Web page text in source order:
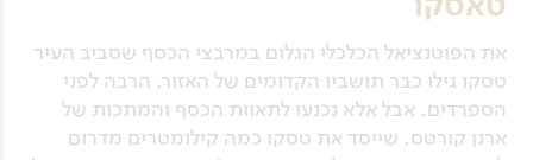
את הפוטנציאל הכלכלי הגלום במרבצי הכסף שסביב העיר
טסקו גילו כבר תושביו הקדומים של האזור, הרבה לפני
הספרדים. אבל אלא נכנעו לתאוות הכסף והמתכות של
ארנן קורטס, שייסד את טסקו כמה קילומטרים מדרום